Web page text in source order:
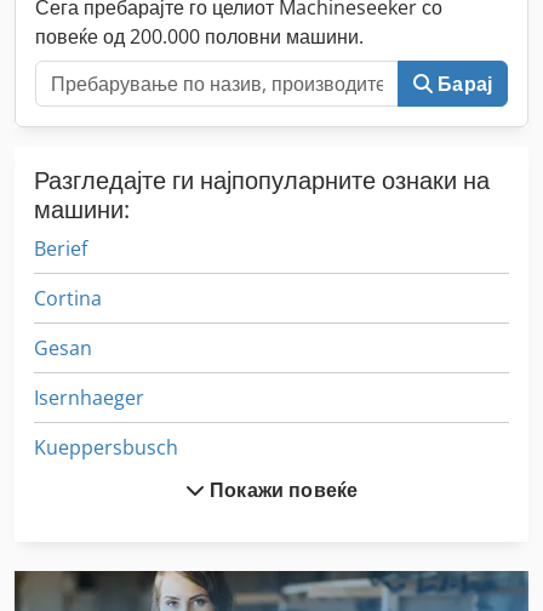
Сега пребарајте го целиот Machineseeker со
повеќе од 200.000 половни машини.
Барај
Разгледајте ги најпопуларните ознаки на
машини:
Berief
Cortina
Gesan
Isernhaeger
Kueppersbusch
Mkn
Покажи повеќе